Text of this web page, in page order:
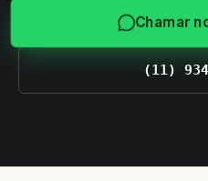
Chamar
(11)